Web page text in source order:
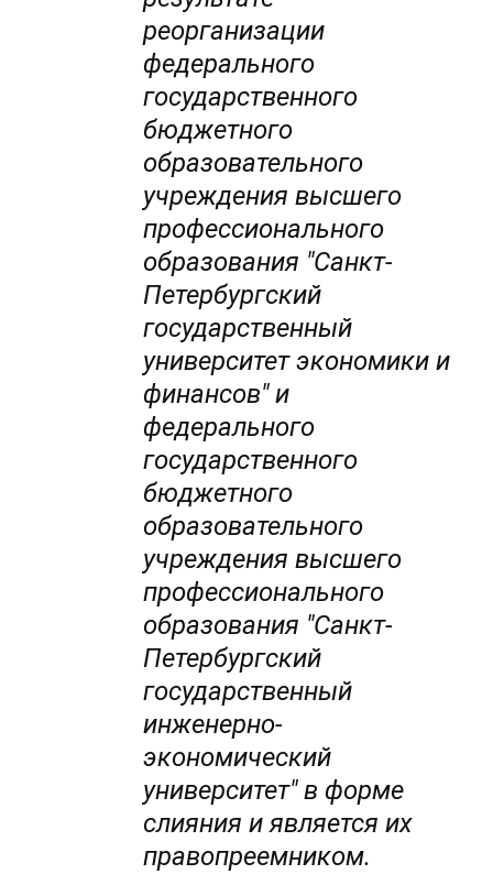
реорганизации
федерального
государственного
бюджетного
образовательного
учреждения высшего
профессионального
образования "Санкт-
Петербургский
государственный
университет экономики и
финансов" и
федерального
государственного
бюджетного
образовательного
учреждения высшего
профессионального
образования "Санкт-
Петербургский
государственный
инженерно-
экономический
университет" в форме
слияния и является их
правопреемником.